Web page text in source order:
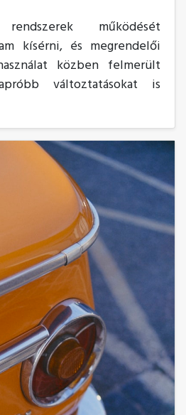
működését
kísérni, és megrendelői
közben felmerült
változtatásokat is